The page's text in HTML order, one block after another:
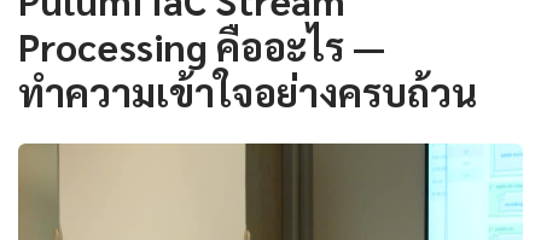
Processing คืออะไร —
ทำความเข้าใจอย่างครบถ้วน